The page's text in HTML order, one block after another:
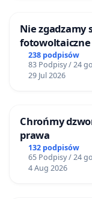
Nie zgadzamy
fotowoltaiczne
mieszkańców
238 podpisów
83 Podpisy / 24
29 Jul 2026
Chrońmy
prawa
132 podpisów
65 Podpisy / 24
4 Aug 2026